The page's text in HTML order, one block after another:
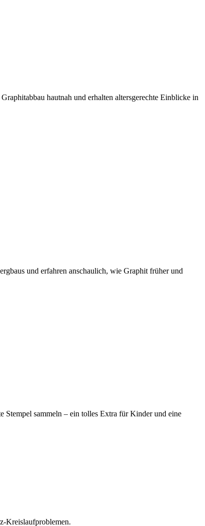
hautnah und erhalten altersgerechte Einblicke in
und erfahren anschaulich, wie Graphit früher und
Stempel sammeln – ein tolles Extra für Kinder und eine
Kreislaufproblemen.